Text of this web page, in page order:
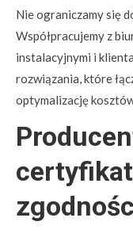
Nie ograniczamy się
Współpracujemy z
instalacyjnymi i
rozwiązania, które
optymalizację